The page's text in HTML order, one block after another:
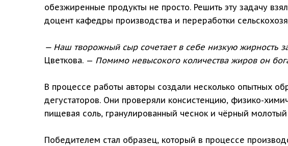
обезжиренные продукты не просто. Решить эту задачу
доцент кафедры производства и переработки
— Наш творожный сыр сочетает в себе низкую жирность
Цветкова. — Помимо невысокого количества жиров он
В процессе работы авторы создали несколько опытных
дегустаторов. Они проверяли консистенцию, физико-
пищевая соль, гранулированный чеснок и чёрный
Победителем стал образец, который в процессе